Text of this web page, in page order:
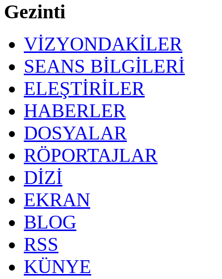
Gezinti
VİZYONDAKİLER
SEANS BİLGİLERİ
ELEŞTİRİLER
HABERLER
DOSYALAR
RÖPORTAJLAR
DİZİ
EKRAN
BLOG
RSS
KÜNYE